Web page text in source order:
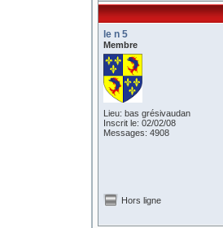
le n 5
Membre
Lieu: bas grésivaudan
Inscrit le: 02/02/08
Messages: 4908
Hors ligne